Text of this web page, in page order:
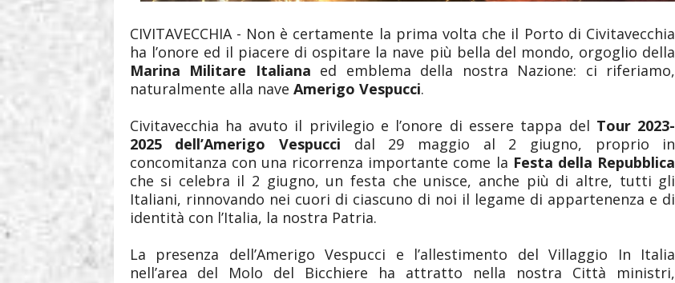
CIVITAVECCHIA - Non è certamente la prima volta che il Porto di Civitavecchia
ha l’onore ed il piacere di ospitare la nave più bella del mondo, orgoglio della
Marina Militare Italiana ed emblema della nostra Nazione: ci riferiamo,
naturalmente alla nave Amerigo Vespucci.
Civitavecchia ha avuto il privilegio e l’onore di essere tappa del Tour 2023-
2025 dell’Amerigo Vespucci dal 29 maggio al 2 giugno, proprio in
concomitanza con una ricorrenza importante come la Festa della Repubblica
che si celebra il 2 giugno, un festa che unisce, anche più di altre, tutti gli
Italiani, rinnovando nei cuori di ciascuno di noi il legame di appartenenza e di
identità con l’Italia, la nostra Patria.
La presenza dell’Amerigo Vespucci e l’allestimento del Villaggio In Italia
nell’area del Molo del Bicchiere ha attratto nella nostra Città ministri,